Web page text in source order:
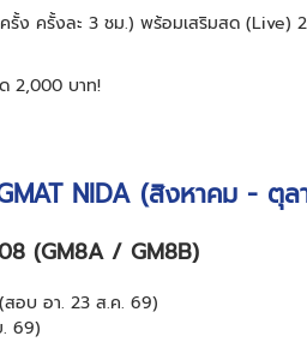
รั้ง ครั้งละ 3 ชม.) พร้อมเสริมสด (Live)
2,000 บาท!
NIDA (สิงหาคม - ตุ
(GM8A / GM8B)
(สอบ อา. 23 ส.ค. 69)
69)